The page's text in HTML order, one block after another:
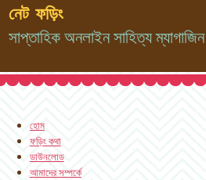
নেট ফড়িং
সাপ্তাহিক অনলাইন সাহিত্য ম্যাগাজিন
হোম
ফড়িং কথা
ডাউনলোড
আমাদের সম্পর্কে